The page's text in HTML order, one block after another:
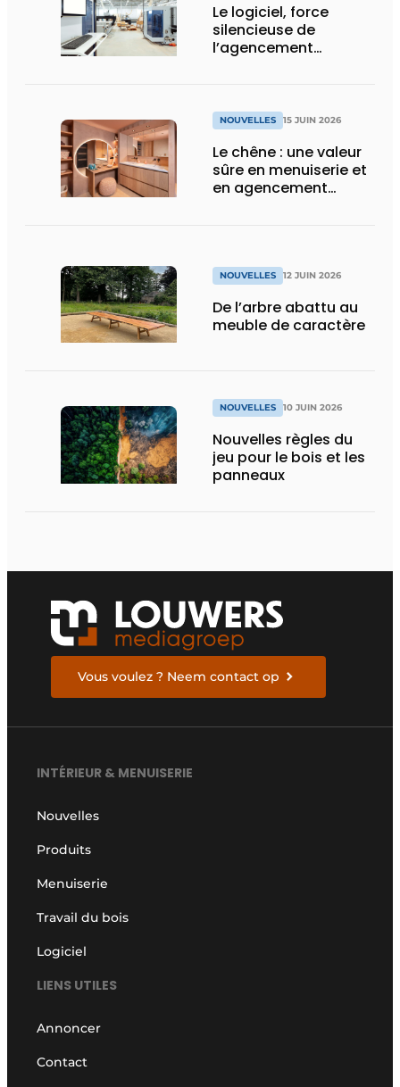
Le logiciel, force
silencieuse de
l’agencement
NOUVELLES 15 JUIN 2026
Le chêne : une valeur
sûre en menuiserie et
en agencement
NOUVELLES 12 JUIN 2026
De l’arbre abattu au
meuble de caractère
NOUVELLES 10 JUIN 2026
Nouvelles règles du
jeu pour le bois et les
panneaux
Vous voulez ? Neem contact op
INTÉRIEUR & MENUISERIE
Nouvelles
Produits
Menuiserie
Travail du bois
Logiciel
LIENS UTILES
Annoncer
Contact